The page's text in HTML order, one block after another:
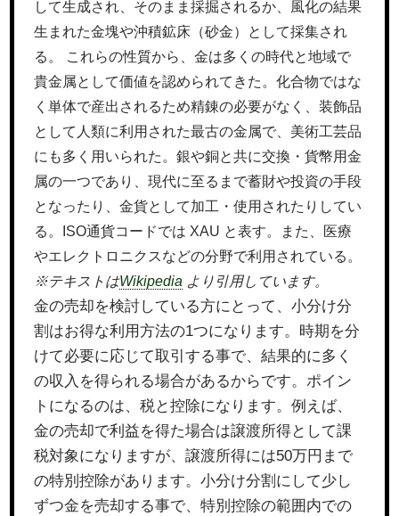
して生成され、そのまま採掘されるか、風化の結果
生まれた金塊や沖積鉱床（砂金）として採集され
る。 これらの性質から、金は多くの時代と地域で
貴金属として価値を認められてきた。化合物ではな
く単体で産出されるため精錬の必要がなく、装飾品
として人類に利用された最古の金属で、美術工芸品
にも多く用いられた。銀や銅と共に交換・貨幣用金
属の一つであり、現代に至るまで蓄財や投資の手段
となったり、金貨として加工・使用されたりしてい
る。ISO通貨コードでは XAU と表す。また、医療
やエレクトロニクスなどの分野で利用されている。
※テキストはWikipedia より引用しています。
金の売却を検討している方にとって、小分け分
割はお得な利用方法の1つになります。時期を分
けて必要に応じて取引する事で、結果的に多く
の収入を得られる場合があるからです。ポイン
トになるのは、税と控除になります。例えば、
金の売却で利益を得た場合は譲渡所得として課
税対象になりますが、譲渡所得には50万円まで
の特別控除があります。小分け分割にして少し
ずつ金を売却する事で、特別控除の範囲内での